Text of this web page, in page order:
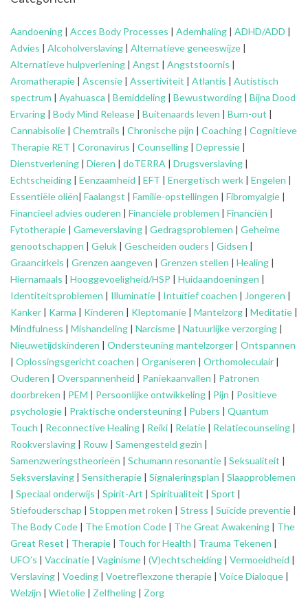
Aandoening | Acces Body Processes | Ademhaling | ADHD/ADD |
Advies | Alcoholverslaving | Alternatieve geneeswijze |
Alternatieve hulpverlening | Angst | Angststoornis |
Aromatherapie | Ascensie | Assertiviteit | Atlantis | Autistisch
spectrum | Ayahuasca | Bemiddeling | Bewustwording | Bijna Dood
Ervaring | Body Mind Release | Buitenaards leven | Burn-out |
Cannabisolie | Chemtrails | Chronische pijn | Coaching | Cognitieve
Therapie RET | Coronavirus | Counselling | Depressie |
Dienstverlening | Dieren | doTERRA | Drugsverslaving |
Echtscheiding | Eenzaamheid | EFT | Energetisch werk | Engelen |
Essentiële oliën| Faalangst | Familie-opstellingen | Fibromyalgie |
Financieel advies ouderen | Financiële problemen | Financiën |
Fytotherapie | Gameverslaving | Gedragsproblemen | Geheime
genootschappen | Geluk | Gescheiden ouders | Gidsen |
Graancirkels | Grenzen aangeven | Grenzen stellen | Healing |
Hiernamaals | Hooggevoeligheid/HSP | Huidaandoeningen |
Identiteitsproblemen | Illuminatie | Intuïtief coachen | Jongeren |
Kanker | Karma | Kinderen | Kleptomanie | Mantelzorg | Meditatie |
Mindfulness | Mishandeling | Narcisme | Natuurlijke verzorging |
Nieuwetijdskinderen | Ondersteuningmantelzorger | Ontspannen
| Oplossingsgericht coachen | Organiseren | Orthomoleculair |
Ouderen | Overspannenheid | Paniekaanvallen | Patronen
doorbreken | PEM | Persoonlijke ontwikkeling | Pijn | Positieve
psychologie | Praktische ondersteuning | Pubers | Quantum
Touch | Reconnective Healing | Reiki | Relatie | Relatiecounseling |
Rookverslaving | Rouw | Samengesteld gezin |
Samenzweringstheorieën | Schumann resonantie | Seksualiteit |
Seksverslaving | Sensitherapie | Signaleringsplan | Slaapproblemen
| Speciaal onderwijs | Spirit-Art | Spiritualiteit | Sport |
Stiefouderschap | Stoppen met roken | Stress | Suïcide preventie |
The Body Code | The Emotion Code | The Great Awakening | The
Great Reset | Therapie | Touch for Health | Trauma Tekenen |
UFO’s | Vaccinatie | Vaginisme | (V)echtscheiding | Vermoeidheid |
Verslaving | Voeding | Voetreflexzone therapie | Voice Dialoque |
Welzijn | Wietolie | Zelfheling | Zorg